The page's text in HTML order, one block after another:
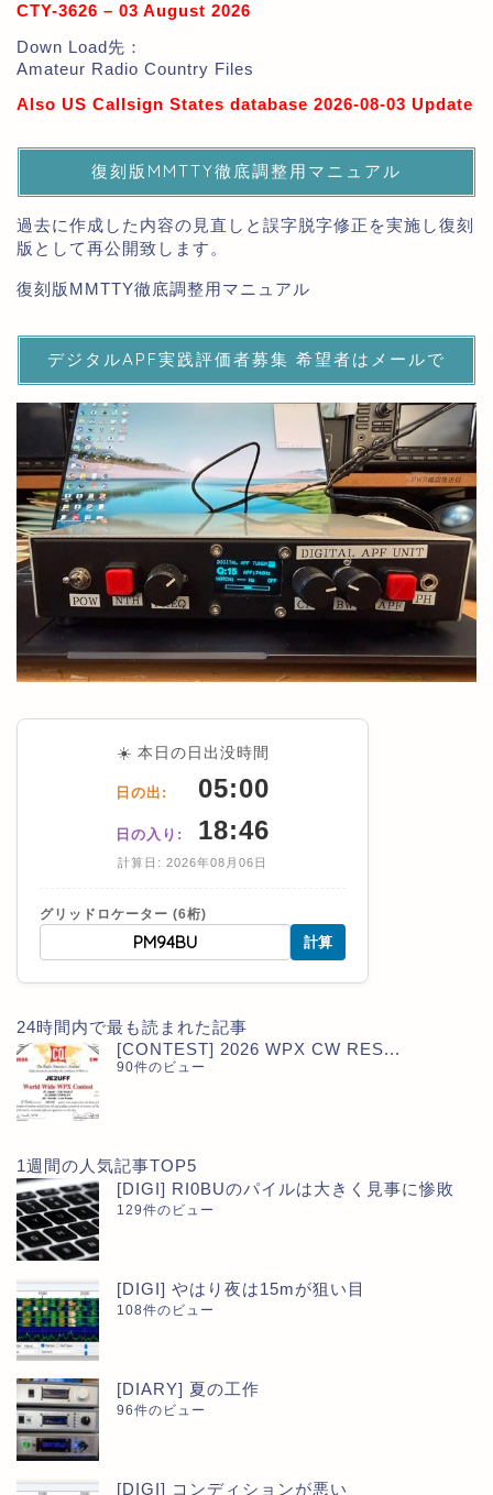
CTY-3626 – 03 August 2026
Down Load先：
Amateur Radio Country Files
Also US Callsign States database 2026-08-03 Update
復刻版MMTTY徹底調整用マニュアル
過去に作成した内容の見直しと誤字脱字修正を実施し復刻
版として再公開致します。
復刻版MMTTY徹底調整用マニュアル
デジタルAPF実践評価者募集 希望者はメールで
☀️ 本日の日出没時間
日の出: 05:00
日の入り: 18:46
計算日: 2026年08月06日
グリッドロケーター (6桁)
計算
24時間内で最も読まれた記事
[CONTEST] 2026 WPX CW RES...
90件のビュー
1週間の人気記事TOP5
[DIGI] RI0BUのパイルは大きく見事に惨敗
129件のビュー
[DIGI] やはり夜は15mが狙い目
108件のビュー
[DIARY] 夏の工作
96件のビュー
[DIGI] コンディションが悪い